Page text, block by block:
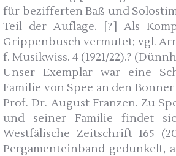
für bezifferten Baß und
Teil der Auflage. [?] Als
Grippenbusch vermutet; vgl.
f. Musikwiss. 4 (1921/22).?
Unser Exemplar war eine
Familie von Spee an den
Prof. Dr. August Franzen. Zu
und seiner Familie findet
Westfälische Zeitschrift 165
Pergamenteinband gedunkelt,